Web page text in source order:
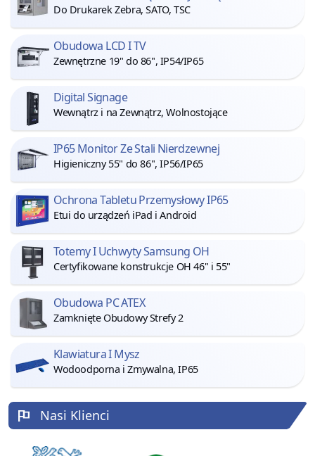
Do Drukarek Zebra, SATO, TSC
Obudowa LCD I TV
Zewnętrzne 19" do 86", IP54/IP65
Digital Signage
Wewnątrz i na Zewnątrz, Wolnostojące
IP65 Monitor Ze Stali Nierdzewnej
Higieniczny 55" do 86", IP56/IP65
Ochrona Tabletu Przemysłowy IP65
Etui do urządzeń iPad i Android
Totemy I Uchwyty Samsung OH
Certyfikowane konstrukcje OH 46" i 55"
Obudowa PC ATEX
Zamknięte Obudowy Strefy 2
Klawiatura I Mysz
Wodoodporna i Zmywalna, IP65
Nasi Klienci